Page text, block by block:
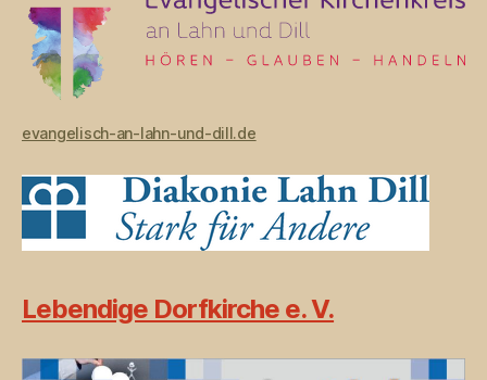
evangelisch-an-lahn-und-dill.de
Lebendige Dorfkirche e. V.